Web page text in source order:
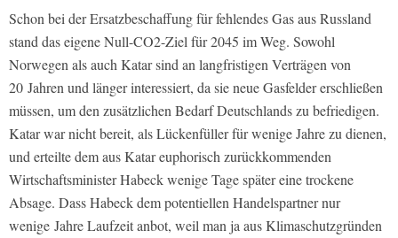
Schon bei der Ersatzbeschaffung für fehlendes Gas aus Russland
stand das eigene Null-CO2-Ziel für 2045 im Weg. Sowohl
Norwegen als auch Katar sind an langfristigen Verträgen von
20 Jahren und länger interessiert, da sie neue Gasfelder erschließen
müssen, um den zusätzlichen Bedarf Deutschlands zu befriedigen.
Katar war nicht bereit, als Lückenfüller für wenige Jahre zu dienen,
und erteilte dem aus Katar euphorisch zurückkommenden
Wirtschaftsminister Habeck wenige Tage später eine trockene
Absage. Dass Habeck dem potentiellen Handelspartner nur
wenige Jahre Laufzeit anbot, weil man ja aus Klimaschutzgründen